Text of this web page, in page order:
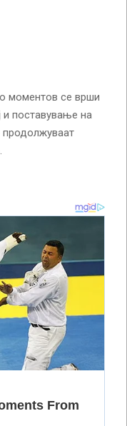
моментов се врши
и поставување на
продолжуваат